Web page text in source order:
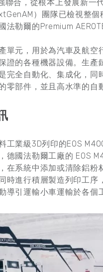
聯合，從根本上發展新一
）團隊已檢視整
勒爾的Premium
單元，用於為汽車及航
證的各種機器設備。生
完全自動化、集成化，
零部件，並且高水準的自
工業級3D列印的EOS
德國法勒爾工廠的 EOS
在系統中添加或清除鋁
時進行積層製造列印工
導引運輸小車運輸於各個